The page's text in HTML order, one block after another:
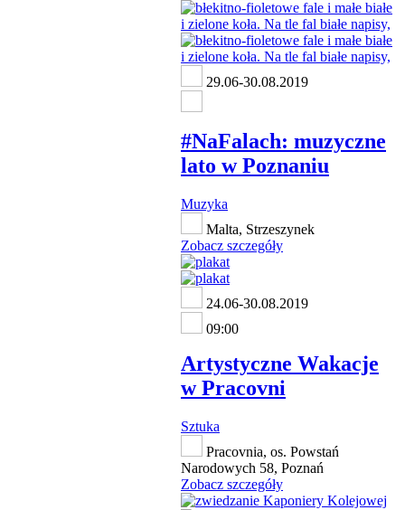
29.06-30.08.2019
#NaFalach: muzyczne
lato w Poznaniu
Muzyka
Malta, Strzeszynek
Zobacz szczegóły
24.06-30.08.2019
09:00
Artystyczne Wakacje
w Pracovni
Sztuka
Pracovnia, os. Powstań
Narodowych 58, Poznań
Zobacz szczegóły